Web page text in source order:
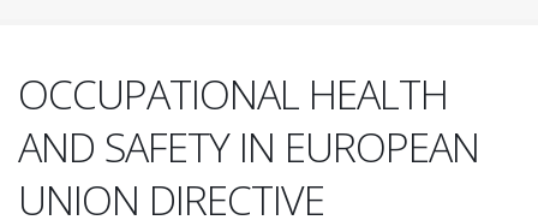
OCCUPATIONAL HEALTH
AND SAFETY IN EUROPEAN
UNION DIRECTIVE